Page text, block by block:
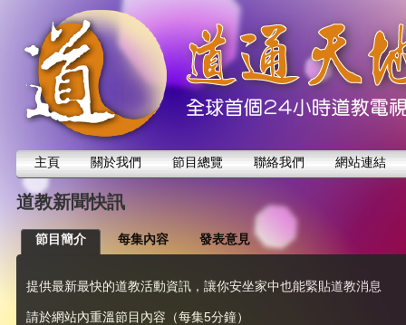
主頁 關於我們 節目總覽 聯絡我們 網站連結
道教新聞快訊
節目簡介 每集內容 發表意見
提供最新最快的道教活動資訊，讓你安坐家中也能緊貼道教消息
請於網站內重溫節目內容（每集5分鐘）